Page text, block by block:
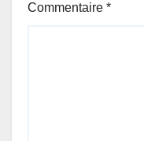
Commentaire *